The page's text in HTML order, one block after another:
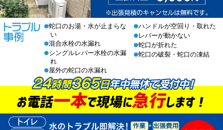
●蛇口のお湯・水が止まらな
い
●混合水栓の水漏れ
●シングルレバー水栓の水漏
れ
●屋外の蛇口の水漏れ
●ハンドルが空回り・取れた
●レバーが動かない
●蛇口が折れた
●蛇口の破裂・蛇口の凍結